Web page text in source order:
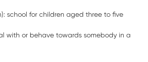
school for children aged three to five
with or behave towards somebody in a